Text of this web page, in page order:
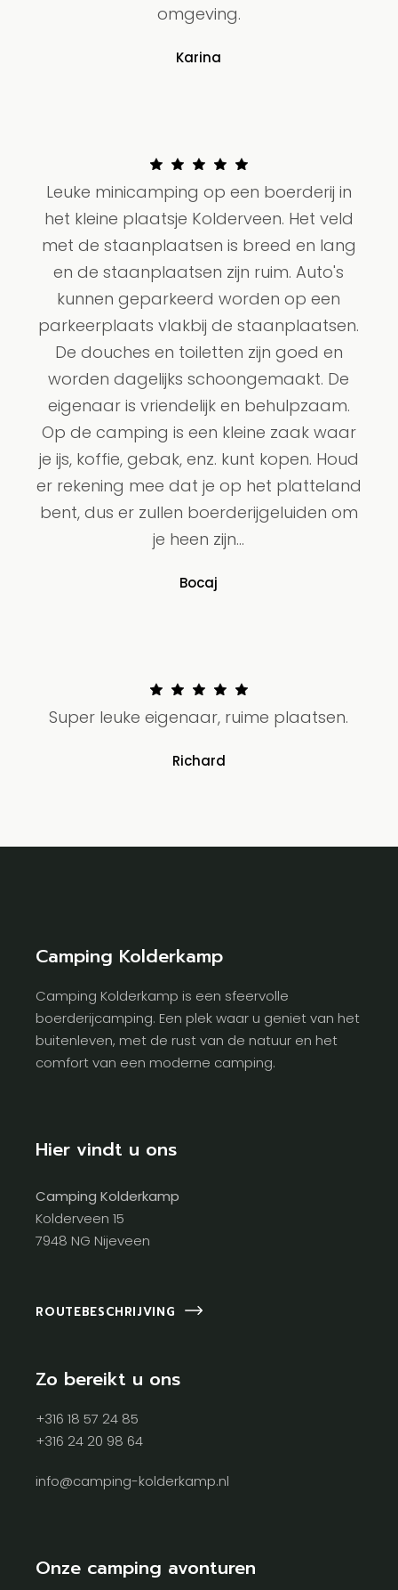
omgeving.
Karina
Leuke minicamping op een boerderij in
het kleine plaatsje Kolderveen. Het veld
met de staanplaatsen is breed en lang
en de staanplaatsen zijn ruim. Auto's
kunnen geparkeerd worden op een
parkeerplaats vlakbij de staanplaatsen.
De douches en toiletten zijn goed en
worden dagelijks schoongemaakt. De
eigenaar is vriendelijk en behulpzaam.
Op de camping is een kleine zaak waar
je ijs, koffie, gebak, enz. kunt kopen. Houd
er rekening mee dat je op het platteland
bent, dus er zullen boerderijgeluiden om
je heen zijn...
Bocaj
Super leuke eigenaar, ruime plaatsen.
Richard
Camping Kolderkamp
Camping Kolderkamp is een sfeervolle
boerderijcamping. Een plek waar u geniet van het
buitenleven, met de rust van de natuur en het
comfort van een moderne camping.
Hier vindt u ons
Camping Kolderkamp
Kolderveen 15
7948 NG Nijeveen
ROUTEBESCHRIJVING
Zo bereikt u ons
+316 18 57 24 85
+316 24 20 98 64
info@camping-kolderkamp.nl
Onze camping avonturen